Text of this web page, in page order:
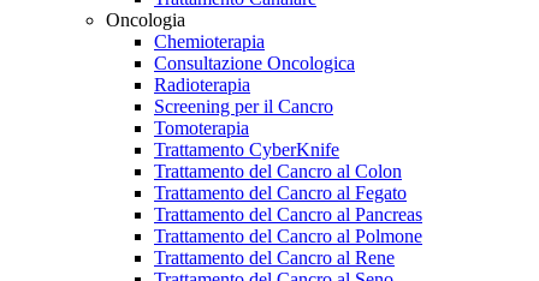
Oncologia
Chemioterapia
Consultazione Oncologica
Radioterapia
Screening per il Cancro
Tomoterapia
Trattamento CyberKnife
Trattamento del Cancro al Colon
Trattamento del Cancro al Fegato
Trattamento del Cancro al Pancreas
Trattamento del Cancro al Polmone
Trattamento del Cancro al Rene